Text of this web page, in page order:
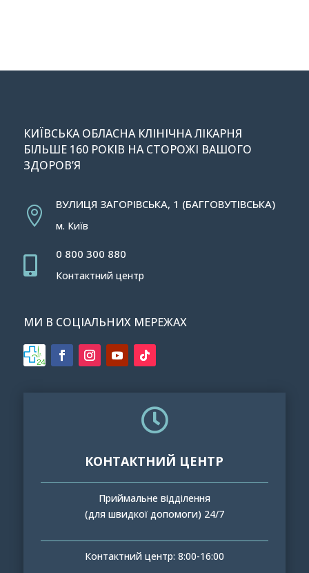
КИЇВСЬКА ОБЛАСНА КЛІНІЧНА ЛІКАРНЯ
БІЛЬШЕ 160 РОКІВ НА СТОРОЖІ ВАШОГО
ЗДОРОВ’Я

ВУЛИЦЯ ЗАГОРІВСЬКА, 1 (БАГГОВУТІВСЬКА)
м. Київ

0 800 300 880
Контактний центр
МИ В СОЦІАЛЬНИХ МЕРЕЖАХ

КОНТАКТНИЙ ЦЕНТР
Приймальне відділення
(для швидкої допомоги) 24/7
Контактний центр: 8:00-16:00